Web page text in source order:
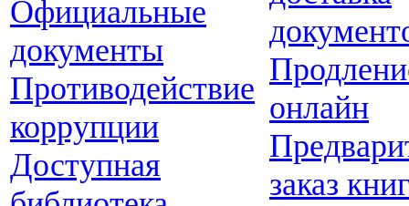
Официальные
документы
Противодействие
коррупции
Доступная
онлайн
заказ